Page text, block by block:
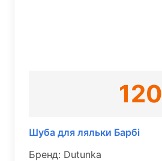
120
Шуба для ляльки Барбі
Бренд: Dutunka